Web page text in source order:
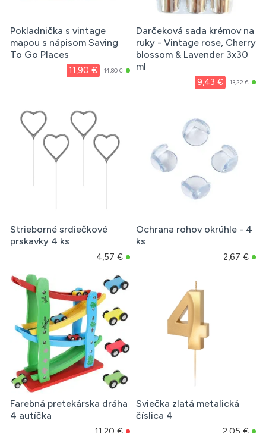
Pokladnička s vintage
mapou s nápisom Saving
To Go Places
11,90 € 14,80 €
Darčeková sada krémov na
ruky - Vintage rose, Cherry
blossom & Lavender 3x30
ml
9,43 € 13,22 €
Strieborné srdiečkové
prskavky 4 ks
4,57 €
Ochrana rohov okrúhle - 4
ks
2,67 €
Farebná pretekárska dráha
4 autíčka
Sviečka zlatá metalická
číslica 4